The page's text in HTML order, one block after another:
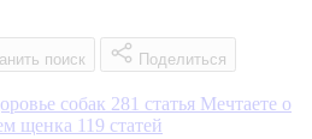
поиск Поделиться
собак 281 статья Мечтаете о
щенка 119 статей